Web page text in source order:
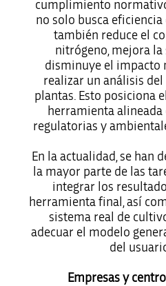
cumplimiento
no solo busca
también reduce el
nitrógeno, mejora la
disminuye el impacto
realizar un análisis
plantas. Esto posiciona
herramienta alineada
regulatorias y
En la actualidad, se han
la mayor parte de las
integrar los
herramienta final, así
sistema real de
adecuar el modelo
del
Empresas y